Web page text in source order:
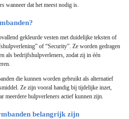
wanneer dat het meest nodig is.
gekleurde vesten met duidelijke teksten of
of “Security”. Ze worden gedragen
als bedrijfshulpverleners, zodat zij in één
die kunnen worden gebruikt als alternatief
Ze zijn vooral handig bij tijdelijke inzet,
meerdere hulpverleners actief kunnen zijn.
belangrijk zijn